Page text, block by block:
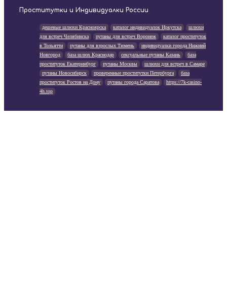
Проститутки и Индивидуалки России
дешевые шлюхи Красноярска каталог индивидуалок Иркутска
шлюхи
для встреч Челябинска
путаны для встреч Воронеж
каталог проституток
в Тольятти
путаны для взрослых Тюмень
индивидуалки города Нижний
Новгород
база шлюх Краснодар сексуальные путаны Казань
база
проституток Екатеринбург
путаны Москвы
шлюхи для встреч в Самаре
путаны Новосибирск
проверенные проститутки Петербурга
база
проституток Ростов на Дону
путаны города Саратова
https://7k-casino-
4h.top